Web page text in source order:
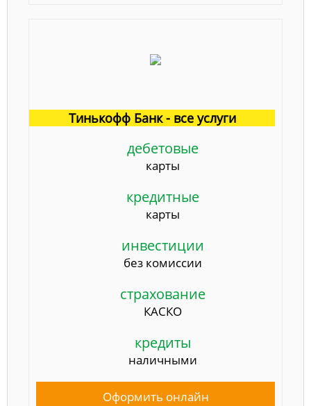
Тинькофф Банк - все услуги
дебетовые
карты
кредитные
карты
инвестиции
без комиссии
страхование
КАСКО
кредиты
наличными
Оформить онлайн